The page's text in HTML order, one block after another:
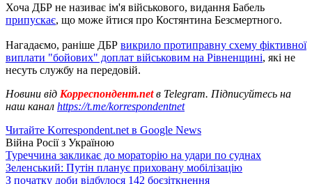
Хоча ДБР не називає ім'я військового, видання Бабель
припускає, що може йтися про Костянтина Безсмертного.
Нагадаємо, раніше ДБР викрило протиправну схему фіктивної
виплати "бойових" доплат військовим на Рівненщині, які не
несуть службу на передовій.
Новини від Корреспондент.netв Telegram. Підписуйтесь на
наш канал https://t.me/korrespondentnet
Читайте Korrespondent.net в Google News
Війна Росії з Україною
Туреччина закликає до мораторію на удари по суднах
Зеленський: Путін планує приховану мобілізацію
З початку доби відбулося 142 боєзіткнення